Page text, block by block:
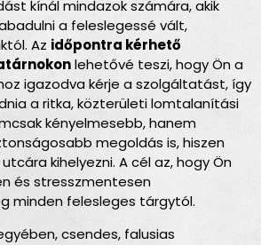
kínál mindazok számára, akik
a feleslegessé vált,
Az időpontra kérhető
lehetővé teszi, hogy Ön a
igazodva kérje a szolgáltatást, így
a ritka, közterületi lomtalanítási
kényelmesebb, hanem
megoldás is, hiszen
kihelyezni. A cél az, hogy Ön
és stresszmentesen
minden felesleges tárgytól.
csendes, falusias